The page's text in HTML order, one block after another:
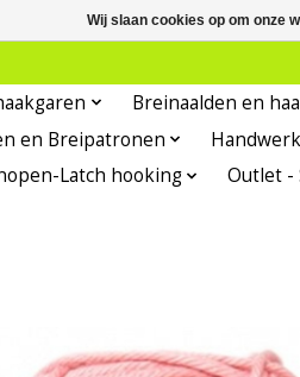
Breinaalden en
en Breipatronen
Latch hooking
Outlet -
Wij slaan cookies op om onze